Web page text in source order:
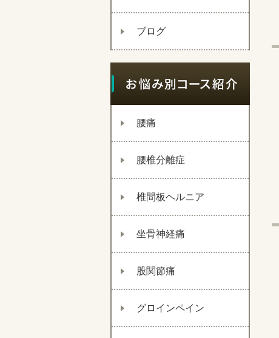
ブログ
腰痛
腰椎分離症
椎間板ヘルニア
坐骨神経痛
股関節痛
グロインペイン